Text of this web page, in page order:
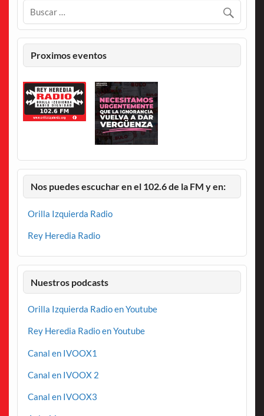
Proximos eventos
Nos puedes escuchar en el 102.6 de la FM y en:
Orilla Izquierda Radio
Rey Heredia Radio
Nuestros podcasts
Orilla Izquierda Radio en Youtube
Rey Heredia Radio en Youtube
Canal en IVOOX1
Canal en IVOOX 2
Canal en IVOOX3